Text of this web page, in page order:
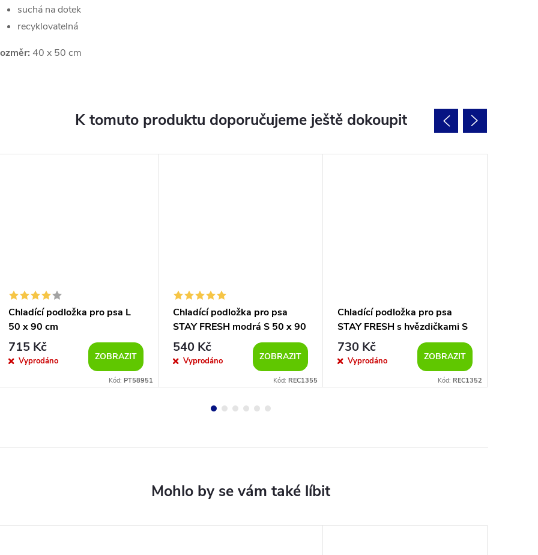
suchá na dotek
recyklovatelná
40 x 50 cm
K tomuto produktu doporučujeme ještě dokoupit
Chladící podložka pro psa L
50 x 90 cm
715 Kč
Vyprodáno ZOBRAZIT
Kód: PT58951
Chladící podložka pro psa
STAY FRESH modrá S 50 x 90
cm
540 Kč
Vyprodáno ZOBRAZIT
Kód: REC1355
Chladící podložka pro psa
STAY FRESH s hvězdičkami S
50 x 90 cm
730 Kč
Vyprodáno ZOBRAZIT
Kód: REC1352